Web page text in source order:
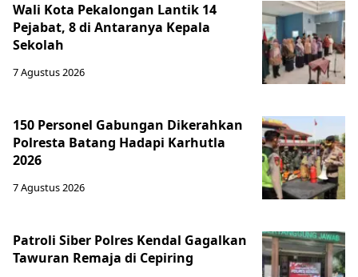
Wali Kota Pekalongan Lantik 14
Pejabat, 8 di Antaranya Kepala
Sekolah
7 Agustus 2026
150 Personel Gabungan Dikerahkan
Polresta Batang Hadapi Karhutla
2026
7 Agustus 2026
Patroli Siber Polres Kendal Gagalkan
Tawuran Remaja di Cepiring